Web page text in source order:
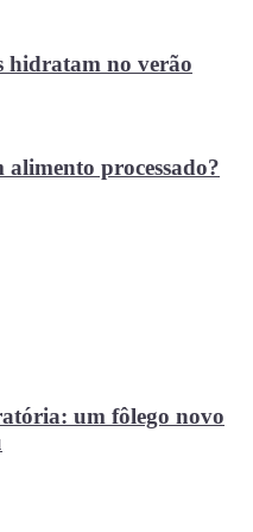
hidratam no verão
processado?
um fôlego novo